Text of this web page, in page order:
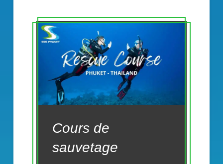
Cours de
sauvetage